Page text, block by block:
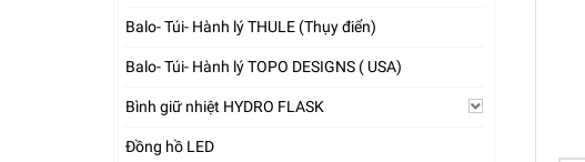
Balo- Túi- Hành lý THULE (Thụy điển)
Balo- Túi- Hành lý TOPO DESIGNS ( USA)
Bình giữ nhiệt HYDRO FLASK
Đồng hồ LED